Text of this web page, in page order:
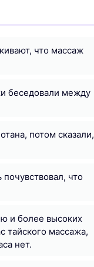
что массаж
беседовали между
потом сказали,
что
и более высоких
тайского массажа,
нет.